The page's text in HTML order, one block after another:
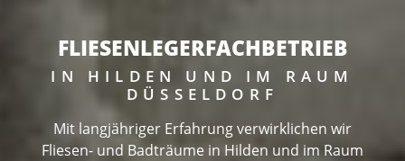
FLIESENLEGERFACHBETRIEB
IN HILDEN UND IM RAUM
DÜSSELDORF
Mit langjähriger Erfahrung verwirklichen wir
Fliesen- und Badträume in Hilden und im Raum